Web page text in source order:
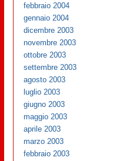
febbraio 2004
gennaio 2004
dicembre 2003
novembre 2003
ottobre 2003
settembre 2003
agosto 2003
luglio 2003
giugno 2003
maggio 2003
aprile 2003
marzo 2003
febbraio 2003